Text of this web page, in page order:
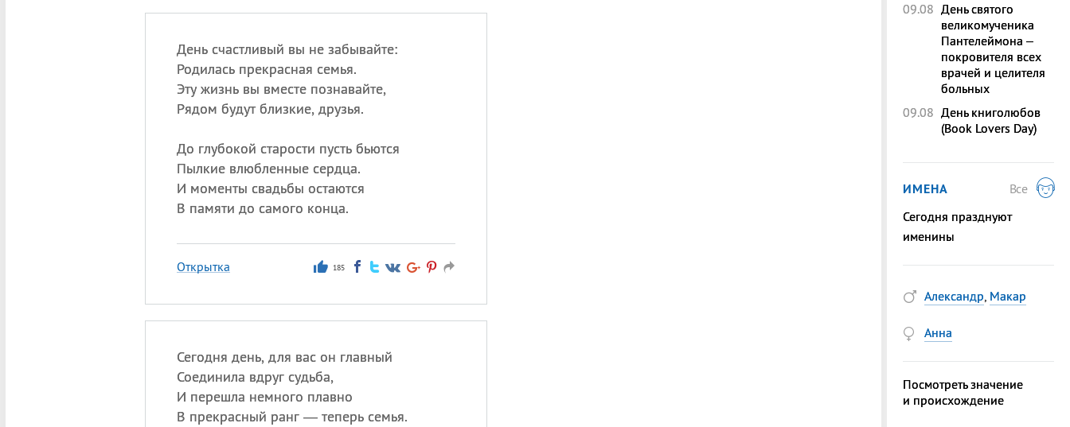
День счастливый вы не забывайте:
Родилась прекрасная семья.
Эту жизнь вы вместе познавайте,
Рядом будут близкие, друзья.
До глубокой старости пусть бьются
Пылкие влюбленные сердца.
И моменты свадьбы остаются
В памяти до самого конца.
Открытка 185
Сегодня день, для вас он главный
Соединила вдруг судьба,
И перешла немного плавно
В прекрасный ранг — теперь семья.
09.08 День святого
великомученика
Пантелеймона –
покровителя всех
врачей и целителя
больных
09.08 День книголюбов
(Book Lovers Day)
ИМЕНА
Все
Сегодня празднуют
именины
Александр, Макар
Анна
Посмотреть значение
и происхождение